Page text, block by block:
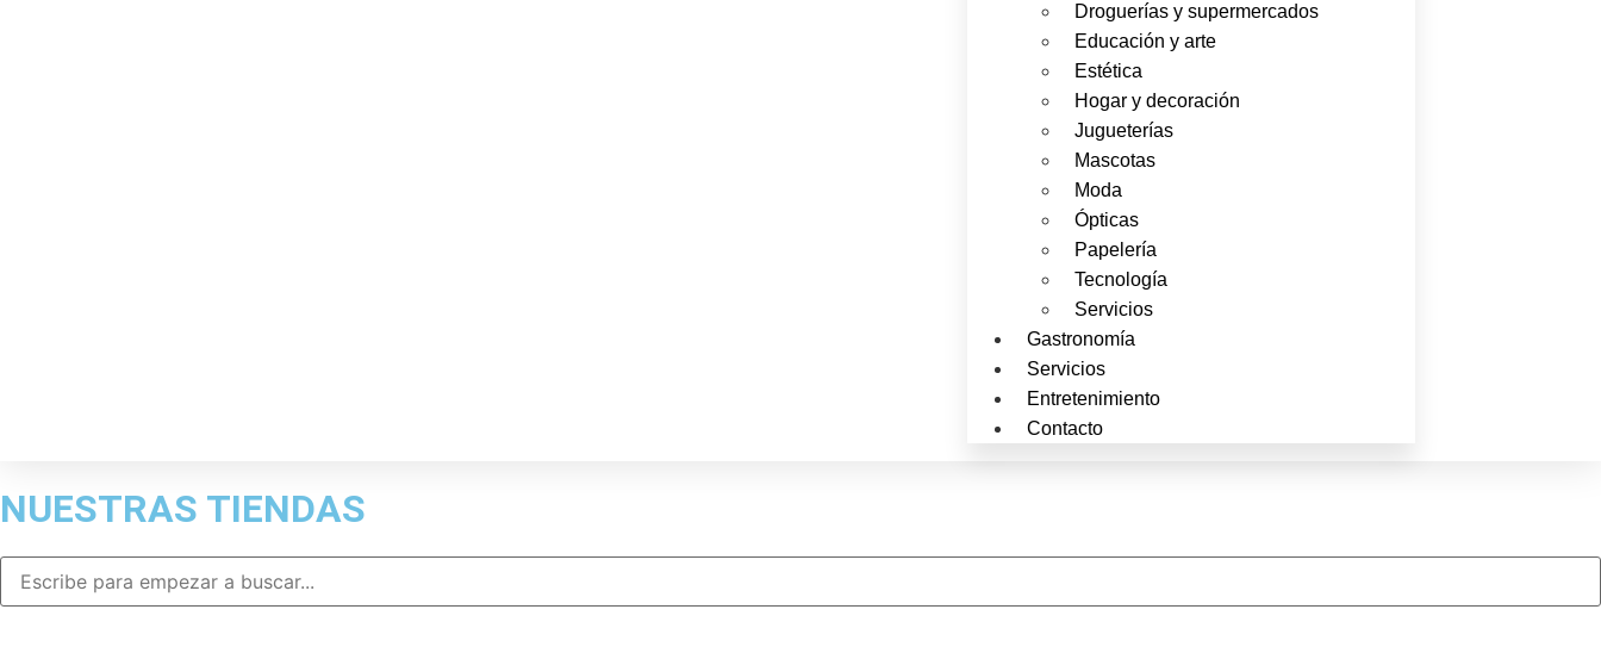
Droguerías y supermercados
Educación y arte
Estética
Hogar y decoración
Jugueterías
Mascotas
Moda
Ópticas
Papelería
Tecnología
Servicios
Gastronomía
Servicios
Entretenimiento
Contacto
NUESTRAS TIENDAS